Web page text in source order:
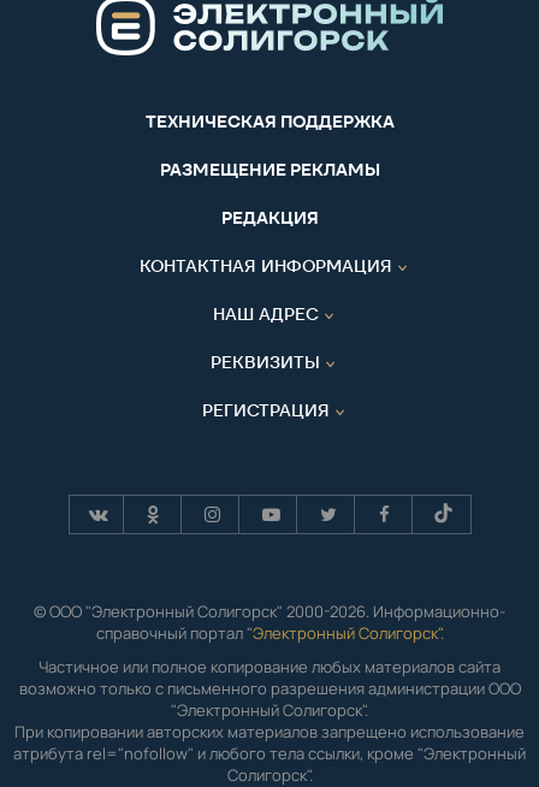
ТЕХНИЧЕСКАЯ ПОДДЕРЖКА
РАЗМЕЩЕНИЕ РЕКЛАМЫ
РЕДАКЦИЯ
КОНТАКТНАЯ ИНФОРМАЦИЯ
НАШ АДРЕС
РЕКВИЗИТЫ
РЕГИСТРАЦИЯ
© ООО "Электронный Солигорск" 2000-2026. Информационно-
справочный портал "Электронный Солигорск".
Частичное или полное копирование любых материалов сайта
возможно только с письменного разрешения администрации ООО
"Электронный Солигорск".
При копировании авторских материалов запрещено использование
атрибута rel="nofollow" и любого тела ссылки, кроме "Электронный
Солигорск".